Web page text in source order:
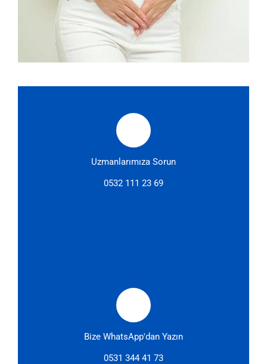
Uzmanlarımıza Sorun
0532 111 23 69
Bize WhatsApp'dan Yazın
0531 344 41 73